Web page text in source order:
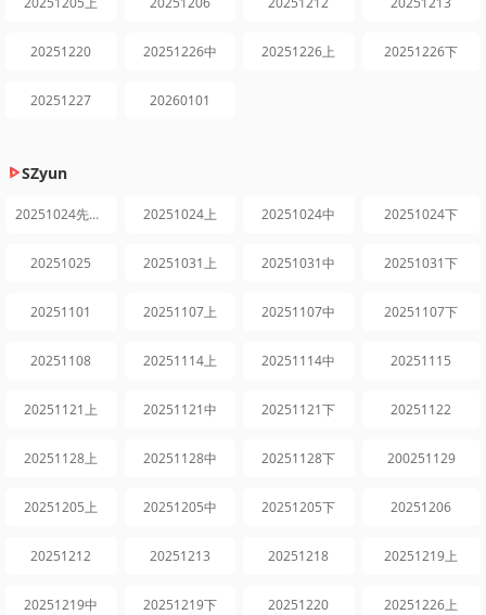
20251220 20251226中 20251226上 20251226下
20251227 20260101
SZyun
20251024先导片 20251024上 20251024中 20251024下
20251025 20251031上 20251031中 20251031下
20251101 20251107上 20251107中 20251107下
20251108 20251114上 20251114中 20251115
20251121上 20251121中 20251121下 20251122
20251128上 20251128中 20251128下 200251129
20251205上 20251205中 20251205下 20251206
20251212 20251213 20251218 20251219上
20251219中 20251219下 20251220 20251226上